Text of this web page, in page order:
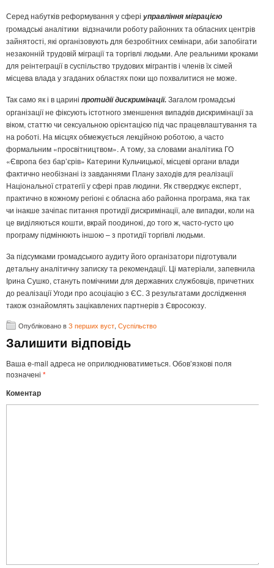
Серед набутків реформування у сфері управління міграцією
громадські аналітики відзначили роботу районних та обласних центрів
зайнятості, які організовують для безробітних семінари, аби запобігати
незаконній трудовій міграції та торгівлі людьми. Але реальними кроками
для реінтеграції в суспільство трудових мігрантів і членів їх сімей
місцева влада у згаданих областях поки що похвалитися не може.
Так само як і в царині протидії дискримінації.Загалом громадські
організації не фіксують істотного зменшення випадків дискримінації за
віком, статтю чи сексуальною орієнтацією під час працевлаштування та
на роботі. На місцях обмежується лекційною роботою, а часто
формальним «просвітництвом». А тому, за словами аналітика ГО
«Європа без бар’єрів» Катерини Кульчицької, місцеві органи влади
фактично необізнані із завданнями Плану заходів для реалізації
Національної стратегії у сфері прав людини. Як стверджує експерт,
практично в кожному регіоні є обласна або районна програма, яка так
чи інакше зачіпає питання протидії дискримінації, але випадки, коли на
це виділяються кошти, вкрай поодинокі, до того ж, часто-густо цю
програму підмінюють іншою – з протидії торгівлі людьми.
За підсумками громадського аудиту його організатори підготували
детальну аналітичну записку та рекомендації. Ці матеріали, запевнила
Ірина Сушко, стануть помічними для державних службовців, причетних
до реалізації Угоди про асоціацію з ЄС. З результатами дослідження
також ознайомлять зацікавлених партнерів з Євросоюзу.
Опубліковано вЗ перших вуст, Суспільство
Залишити відповідь
Ваша e-mail адреса не оприлюднюватиметься. Обов’язкові поля
позначені *
Коментар